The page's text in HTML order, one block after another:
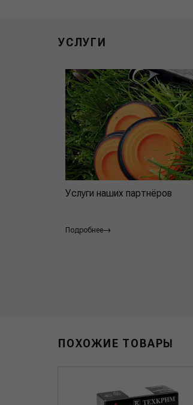
УСЛУГИ
Услуги наших партнёров
Подробнее
ПОХОЖИЕ ТОВАРЫ